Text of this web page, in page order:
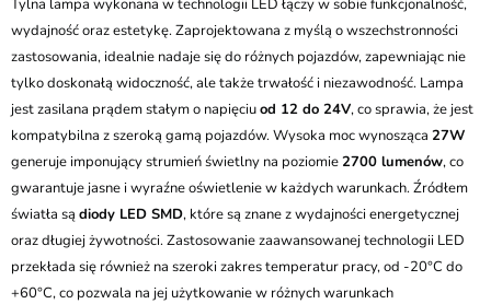
Poczta Polska Kurier 48H - 16 zł
Kurier GLS - 20 zł
Przesyłka Gabarytowa - 35 zł
kontakt@ledstyl.pl
Tylna lampa wykonana w technologii LED łączy w sobie funkcjonalność,
wydajność oraz estetykę. Zaprojektowana z myślą o wszechstronności
zastosowania, idealnie nadaje się do różnych pojazdów, zapewniając nie
tylko doskonałą widoczność, ale także trwałość i niezawodność. Lampa
jest zasilana prądem stałym o napięciuod 12 do 24V, co sprawia, że jest
kompatybilna z szeroką gamą pojazdów. Wysoka moc wynosząca 27W
generuje imponujący strumień świetlny na poziomie2700 lumenów, co
gwarantuje jasne i wyraźne oświetlenie w każdych warunkach. Źródłem
światła są diody LED SMD, które są znane z wydajności energetycznej
oraz długiej żywotności. Zastosowanie zaawansowanej technologii LED
przekłada się również na szeroki zakres temperatur pracy, od -20°C do
+60°C, co pozwala na jej użytkowanie w różnych warunkach